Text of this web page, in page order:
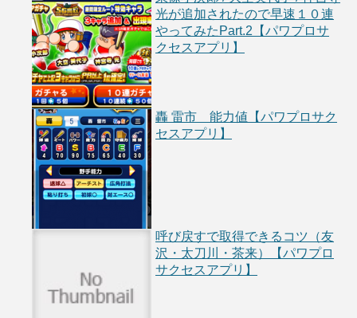
光が追加されたので早速１０連
やってみたPart.2【パワプロサ
クセスアプリ】
轟 雷市 能力値【パワプロサク
セスアプリ】
呼び戻すで取得できるコツ（友
沢・太刀川・茶来）【パワプロ
サクセスアプリ】